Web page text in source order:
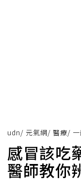
udn/ 元氣網/ 醫療/
感冒該吃
醫師教你